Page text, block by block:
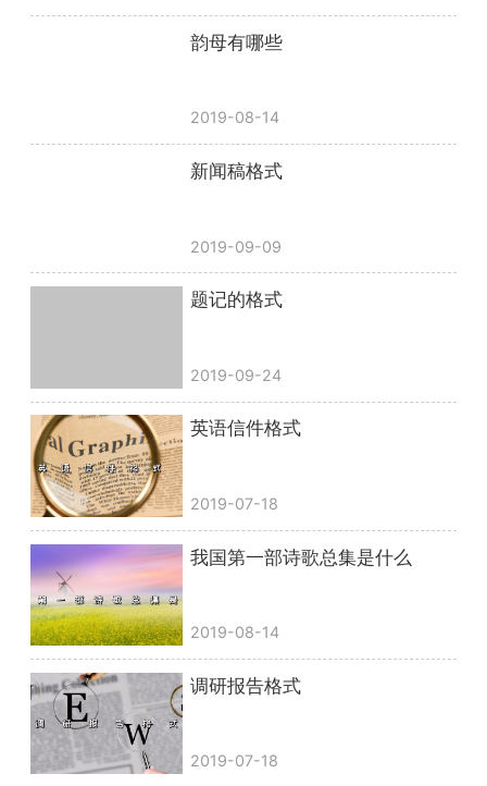
韵母有哪些
2019-08-14
新闻稿格式
2019-09-09
题记的格式
2019-09-24
英语信件格式
2019-07-18
我国第一部诗歌总集是什么
2019-08-14
调研报告格式
2019-07-18